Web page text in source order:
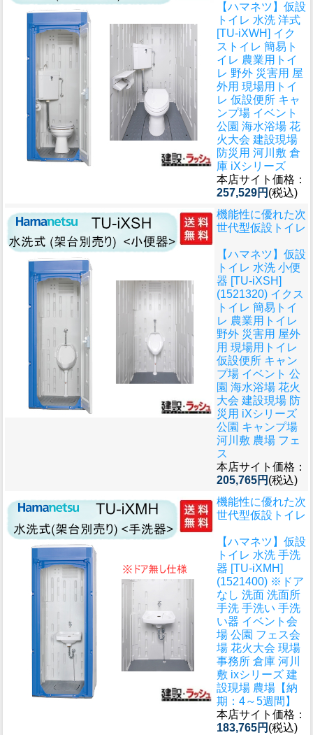
【ハマネツ】仮設
トイレ 水洗 洋式
[TU-iXWH] イク
ストイレ 簡易ト
イレ 農業用トイ
レ 野外 災害用 屋
外用 現場用トイ
レ 仮設便所 キャ
ンプ場 イベント
公園 海水浴場 花
火大会 建設現場
防災用 河川敷 倉
庫 iXシリーズ
本店サイト価格：
257,529円 (税込)
機能性に優れた次
世代型仮設トイレ
【ハマネツ】仮設
トイレ 水洗 小便
器 [TU-iXSH]
(1521320) イクス
トイレ 簡易トイ
レ 農業用トイレ
野外 災害用 屋外
用 現場用トイレ
仮設便所 キャン
プ場 イベント 公
園 海水浴場 花火
大会 建設現場 防
災用 iXシリーズ
公園 キャンプ場
河川敷 農場 フェ
ス
本店サイト価格：
205,765円 (税込)
機能性に優れた次
世代型仮設トイレ
【ハマネツ】仮設
トイレ 水洗 手洗
器 [TU-iXMH]
(1521400) ※ドア
なし 洗面 洗面所
手洗 手洗い 手洗
い器 イベント会
場 公園 フェス会
場 花火大会 現場
事務所 倉庫 河川
敷 ixシリーズ 建
設現場 農場【納
期：4～5週間】
本店サイト価格：
183,765円 (税込)